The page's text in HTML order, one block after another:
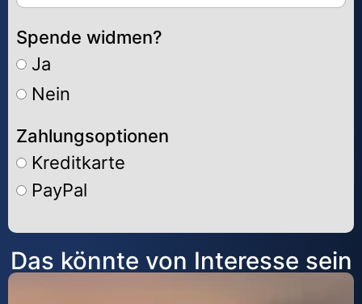
Spende widmen?
Ja
Nein
Zahlungsoptionen
Kreditkarte
PayPal
Alternative:
Das könnte von Interesse sein